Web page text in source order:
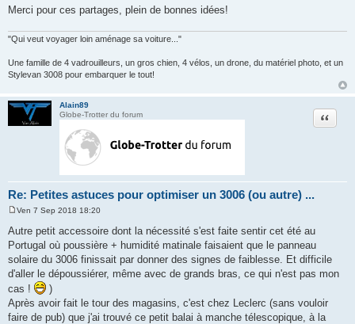
Merci pour ces partages, plein de bonnes idées!
"Qui veut voyager loin aménage sa voiture..."
Une famille de 4 vadrouilleurs, un gros chien, 4 vélos, un drone, du matériel photo, et un
Stylevan 3008 pour embarquer le tout!
Alain89
Globe-Trotter du forum
Re: Petites astuces pour optimiser un 3006 (ou autre) ...
Citation
s
s
a
g
e
Ven 7 Sep 2018 18:20
Autre petit accessoire dont la nécessité s'est faite sentir cet été au
Portugal où poussière + humidité matinale faisaient que le panneau
solaire du 3006 finissait par donner des signes de faiblesse. Et difficile
d'aller le dépoussiérer, même avec de grands bras, ce qui n'est pas mon
cas !
)
Après avoir fait le tour des magasins, c'est chez Leclerc (sans vouloir
faire de pub) que j'ai trouvé ce petit balai à manche télescopique, à la